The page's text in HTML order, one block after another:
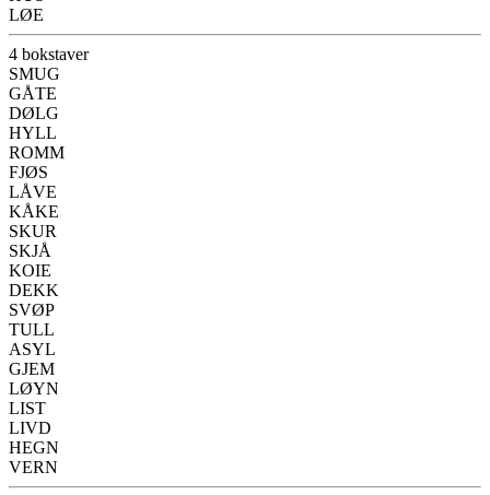
LØE
4 bokstaver
SMUG
GÅTE
DØLG
HYLL
ROMM
FJØS
LÅVE
KÅKE
SKUR
SKJÅ
KOIE
DEKK
SVØP
TULL
ASYL
GJEM
LØYN
LIST
LIVD
HEGN
VERN